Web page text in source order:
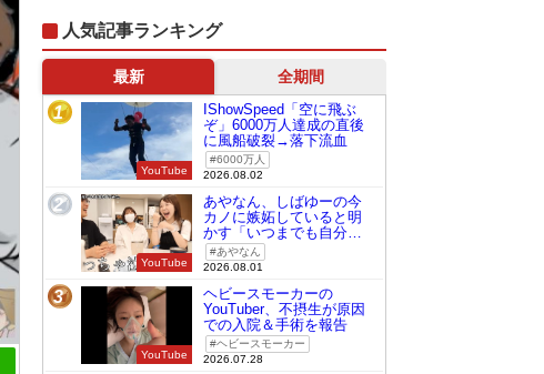
人気記事ランキング
最新 全期間
1
YouTube
IShowSpeed「空に飛ぶ
ぞ」6000万人達成の直後
に風船破裂→落下流血
6000万人
2026.08.02
2
YouTube
あやなん、しばゆーの今
カノに嫉妬していると明
かす「いつまでも自分の
ものみたいに…」
あやなん
2026.08.01
3
YouTube
ヘビースモーカーの
YouTuber、不摂生が原因
での入院＆手術を報告
ヘビースモーカー
2026.07.28